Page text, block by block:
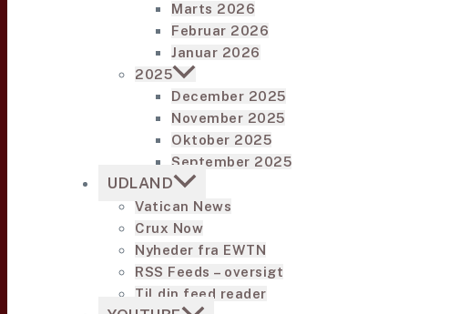
Marts 2026
Februar 2026
Januar 2026
2025
December 2025
November 2025
Oktober 2025
September 2025
UDLAND
Vatican News
Crux Now
Nyheder fra EWTN
RSS Feeds – oversigt
Til din feed reader